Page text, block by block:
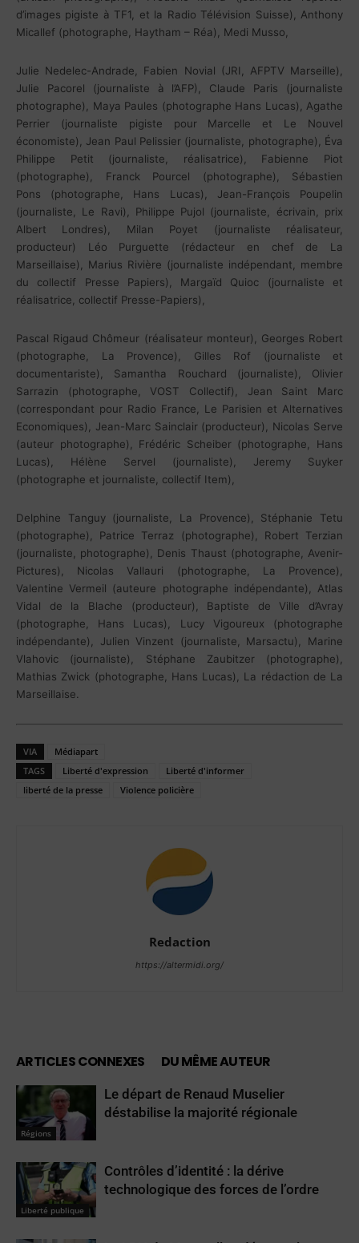
d’images pigiste à TF1, et la Radio Télévision Suisse), Anthony
Micallef (photographe, Haytham – Réa), Medi Musso,
Julie Nedelec-Andrade, Fabien Novial (JRI, AFPTV Marseille),
Julie Pacorel (journaliste à l’AFP), Claude Paris (journaliste
photographe), Maya Paules (photographe Hans Lucas), Agathe
Perrier (journaliste pigiste pour Marcelle et Le Nouvel
économiste), Jean Paul Pelissier (journaliste, photographe), Éva
Philippe Petit (journaliste, réalisatrice), Fabienne Piot
(photographe), Franck Pourcel (photographe), Sébastien
Pons (photographe, Hans Lucas), Jean-François Poupelin
(journaliste, Le Ravi), Philippe Pujol (journaliste, écrivain, prix
Albert Londres), Milan Poyet (journaliste réalisateur,
producteur) Léo Purguette (rédacteur en chef de La
Marseillaise), Marius Rivière (journaliste indépendant, membre
du collectif Presse Papiers), Margaïd Quioc (journaliste et
réalisatrice, collectif Presse-Papiers),
Pascal Rigaud Chômeur (réalisateur monteur), Georges Robert
(photographe, La Provence), Gilles Rof (journaliste et
documentariste), Samantha Rouchard (journaliste), Olivier
Sarrazin (photographe, VOST Collectif), Jean Saint Marc
(correspondant pour Radio France, Le Parisien et Alternatives
Economiques), Jean-Marc Sainclair (producteur), Nicolas Serve
(auteur photographe), Frédéric Scheiber (photographe, Hans
Lucas), Hélène Servel (journaliste), Jeremy Suyker
(photographe et journaliste, collectif Item),
Delphine Tanguy (journaliste, La Provence), Stéphanie Tetu
(photographe), Patrice Terraz (photographe), Robert Terzian
(journaliste, photographe), Denis Thaust (photographe, Avenir-
Pictures), Nicolas Vallauri (photographe, La Provence),
Valentine Vermeil (auteure photographe indépendante), Atlas
Vidal de la Blache (producteur), Baptiste de Ville d’Avray
(photographe, Hans Lucas), Lucy Vigoureux (photographe
indépendante), Julien Vinzent (journaliste, Marsactu), Marine
Vlahovic (journaliste), Stéphane Zaubitzer (photographe),
Mathias Zwick (photographe, Hans Lucas), La rédaction de La
Marseillaise.
VIA
Médiapart
TAGS
Liberté d'expression
Liberté d'informer
liberté de la presse
Violence policière
Redaction
https://altermidi.org/
ARTICLES CONNEXES DU MÊME AUTEUR
Régions
Le départ de Renaud Muselier
déstabilise la majorité régionale
Liberté publique
Contrôles d’identité : la dérive
technologique des forces de l’ordre